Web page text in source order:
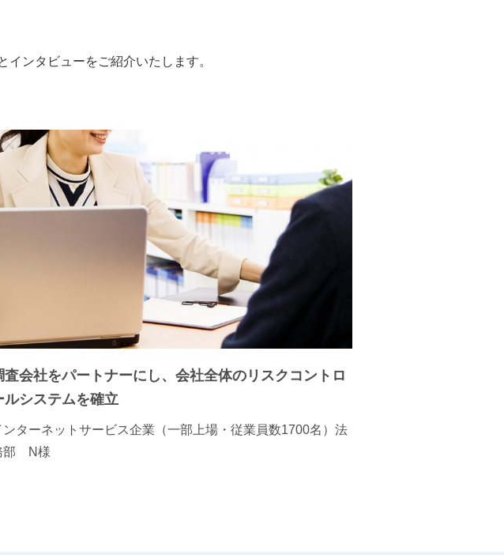
ンタビューをご紹介いたします。
査会社をパートナーにし、会社全体のリスクコントロ
ルシステムを確立
ンターネットサービス企業（一部上場・従業員数1700名）法
部 N様